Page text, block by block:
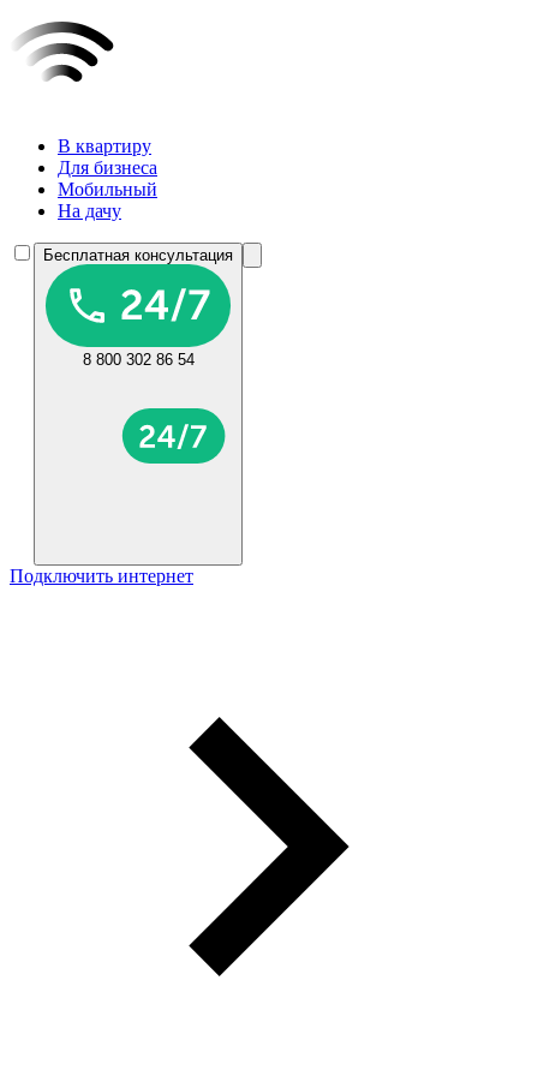
В квартиру
Для бизнеса
Мобильный
На дачу
Бесплатная консультация
8 800 302 86 54
Подключить интернет